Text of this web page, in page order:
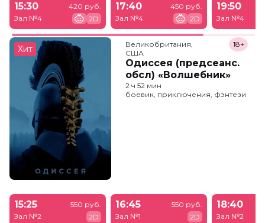
15:30
Зал №4
420 руб.
2D
17:40
Зал №4
450 руб.
2D
19:50
Зал №4
Хит
Великобритания,
США
Одиссея (предсеанс.
обсл) «Волшебник»
18+
2 ч 52 мин
боевик, приключения, фэнтези
15:25
Зал №2
550 руб.
2D
16:45
Зал №1
550 руб.
2D
18:40
Зал №2